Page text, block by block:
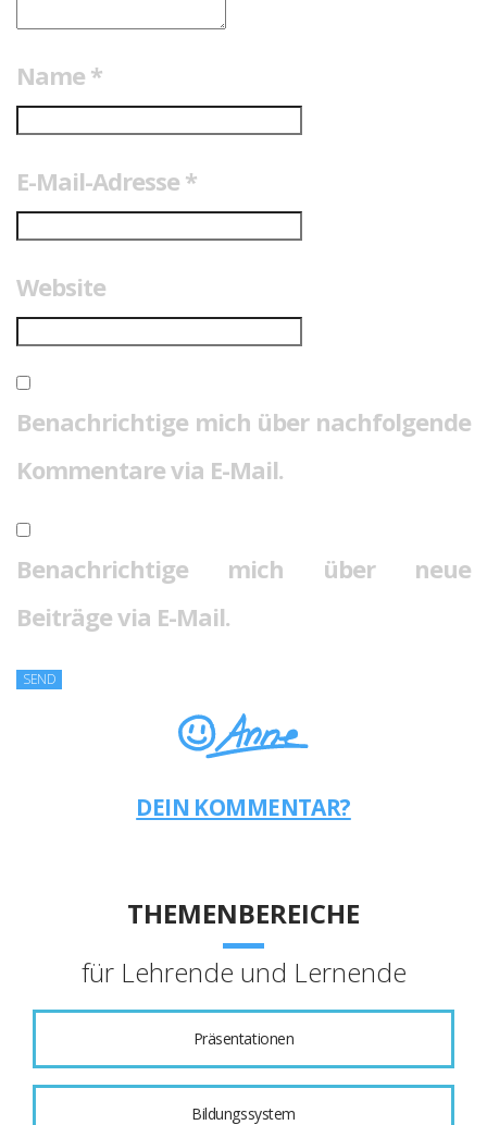
Name *
E-Mail-Adresse *
Website
Benachrichtige mich über nachfolgende
Kommentare via E-Mail.
Benachrichtige mich über neue
Beiträge via E-Mail.
DEIN KOMMENTAR?
THEMENBEREICHE
für Lehrende und Lernende
Präsentationen
Bildungssystem